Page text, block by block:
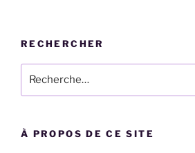
RECHERCHER
pour
À PROPOS DE CE SITE